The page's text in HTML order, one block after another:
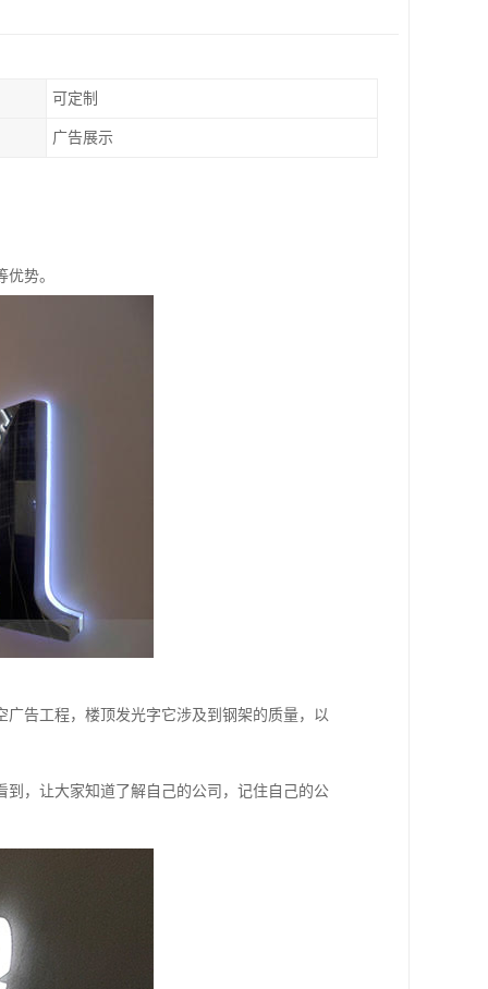
可定制
广告展示
势。
告工程，楼顶发光字它涉及到钢架的质量，以
，让大家知道了解自己的公司，记住自己的公